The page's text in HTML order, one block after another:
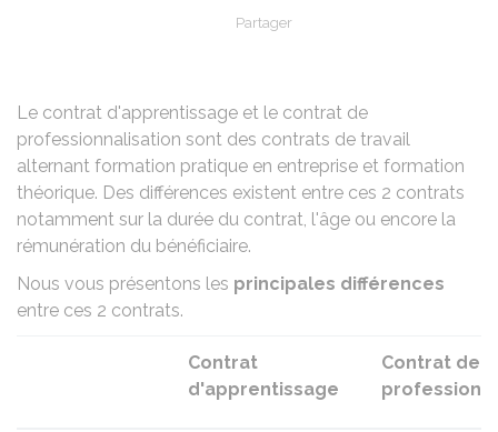
Partager
Le contrat d'apprentissage et le contrat de
professionnalisation sont des contrats de travail
alternant formation pratique en entreprise et formation
théorique. Des différences existent entre ces 2 contrats
notamment sur la durée du contrat, l'âge ou encore la
rémunération du bénéficiaire.
Nous vous présentons les principales différences
entre ces 2 contrats.
Contrat
d'apprentissage
Contrat de